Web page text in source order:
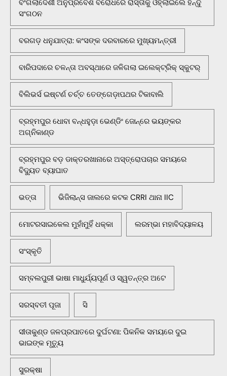
ବଂଗଲାଦେଶୀ ଅନୁପ୍ରବେଶ ବିରୋଧରେ ରାସ୍ତାକୁ ଓହ୍ଲାଇଲେ ହିନ୍ଦୁ
ସଂଗଠନ
ବରଗଡ଼ ଧନୁଯାତ୍ରା: କଂସଙ୍କ ଦରବାରରେ ମୁଖ୍ୟମନ୍ତ୍ରୀ
ବାରିପଦାରେ ଚଳନ୍ତା ଅବସ୍ଥାରେ ଜଳିଗଲା ଇଲେକ୍ଟ୍ରିକ୍ ସ୍କୁଟର୍
ବିଲିଭର୍ସ ଇଷ୍ଟର୍ଣ ଚର୍ଚ୍ଚ ତେଙ୍ଗେଡ଼ାପଥର ଟିକାବାଲି
ବ୍ରହ୍ମପୁର ଧୋବା ବନ୍ଧହୁଡ଼ା ଭେଣ୍ଡିଂ ଜୋନ୍‌ରେ ଭୟଙ୍କର
ଅଗ୍ନିକାଣ୍ଡ
ବ୍ରହ୍ମପୁର ବଡ଼ ଡାକ୍ତରଖାନାରେ ଅସ୍ତ୍ରୋପଚାର ସମୟରେ
ବିଦ୍ୟୁତ ବ୍ୟାଘାତ
ଭତ୍ତା ଭିଜିଲାନ୍ସ ଜାଲରେ କଟକ CRRI ଥାନା IIC
ମୋଟରସାଇକେଲ ମୁହାଁମୁହିଁ ଧକ୍କା ଲରମ୍ଭା ମହାବିଦ୍ୟାଳୟ
ସଂସ୍କୃତି
ସମ୍ବଲପୁରୀ ଭାଷା ମାଧୁର୍ଯ୍ୟପୂର୍ଣ ଓ ସ୍ୱତନ୍ତ୍ର ଅଟେ
ସରସ୍ବତୀ ପୂଜା ସି
ସୀତାକୁଣ୍ଡ ଜଳପ୍ରପାତରେ ଦୁର୍ଘଟଣା: ପିକନିକ ସମୟରେ ଦୁଇ
ଭାଇଙ୍କ ମୃତ୍ୟୁ
ସୁରକ୍ଷା